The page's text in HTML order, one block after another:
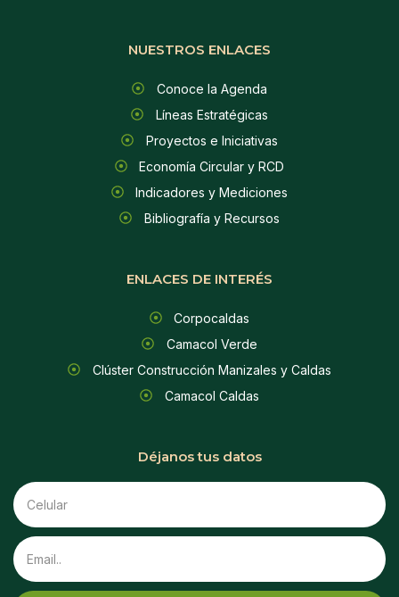
NUESTROS ENLACES
Conoce la Agenda
Líneas Estratégicas
Proyectos e Iniciativas
Economía Circular y RCD
Indicadores y Mediciones
Bibliografía y Recursos
ENLACES DE INTERÉS
Corpocaldas
Camacol Verde
Clúster Construcción Manizales y Caldas
Camacol Caldas
Déjanos tus datos